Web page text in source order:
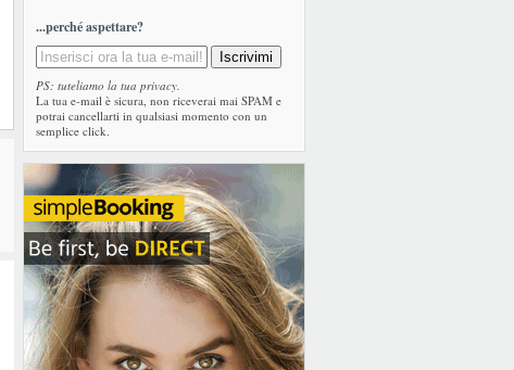
...perché aspettare?
PS: tuteliamo la tua privacy.
La tua e-mail è sicura, non riceverai mai SPAM e
potrai cancellarti in qualsiasi momento con un
semplice click.